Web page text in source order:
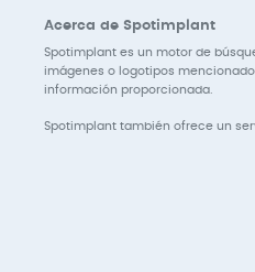
Acerca de Spotimplant
Spotimplant es un motor de
imágenes o logotipos
información proporcionada.
Spotimplant también ofrece un